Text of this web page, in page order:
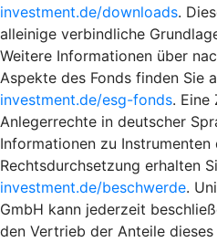
investment.de/downloads.
alleinige verbindliche
Weitere Informationen über
Aspekte des Fonds finden Sie
investment.de/esg-fonds. Eine
Anlegerrechte in deutscher
Informationen zu
Rechtsdurchsetzung erhalten
investment.de/beschwerde.
GmbH kann jederzeit
den Vertrieb der Anteile